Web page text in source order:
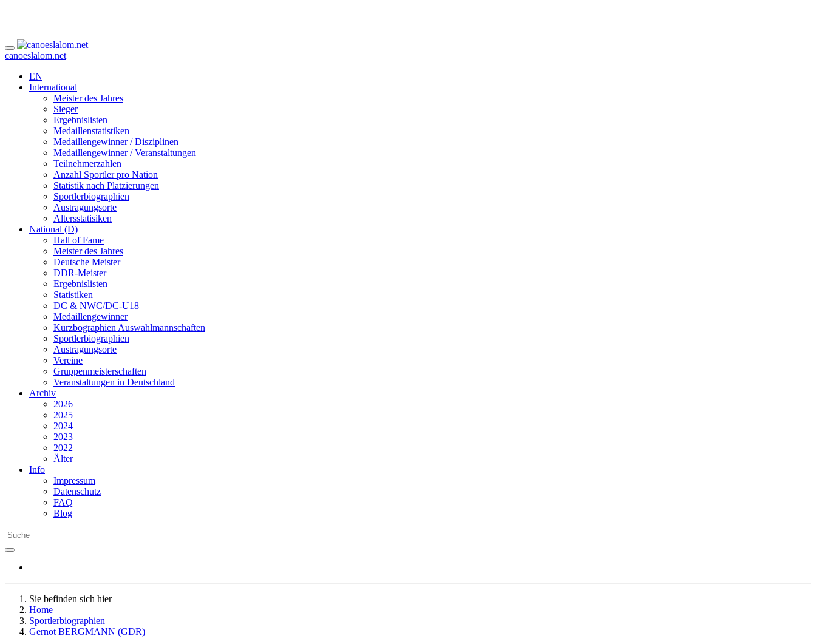
canoeslalom.net
EN
International
Meister des Jahres
Sieger
Ergebnislisten
Medaillenstatistiken
Medaillengewinner / Disziplinen
Medaillengewinner / Veranstaltungen
Teilnehmerzahlen
Anzahl Sportler pro Nation
Statistik nach Platzierungen
Sportlerbiographien
Austragungsorte
Altersstatisiken
National (D)
Hall of Fame
Meister des Jahres
Deutsche Meister
DDR-Meister
Ergebnislisten
Statistiken
DC & NWC/DC-U18
Medaillengewinner
Kurzbographien Auswahlmannschaften
Sportlerbiographien
Austragungsorte
Vereine
Gruppenmeisterschaften
Veranstaltungen in Deutschland
Archiv
2026
2025
2024
2023
2022
Älter
Info
Impressum
Datenschutz
FAQ
Blog
Sie befinden sich hier
Home
Sportlerbiographien
Gernot BERGMANN (GDR)